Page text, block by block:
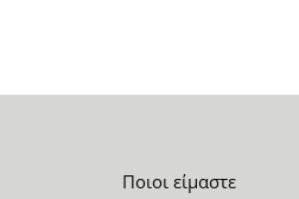
Ποιοι είμαστε